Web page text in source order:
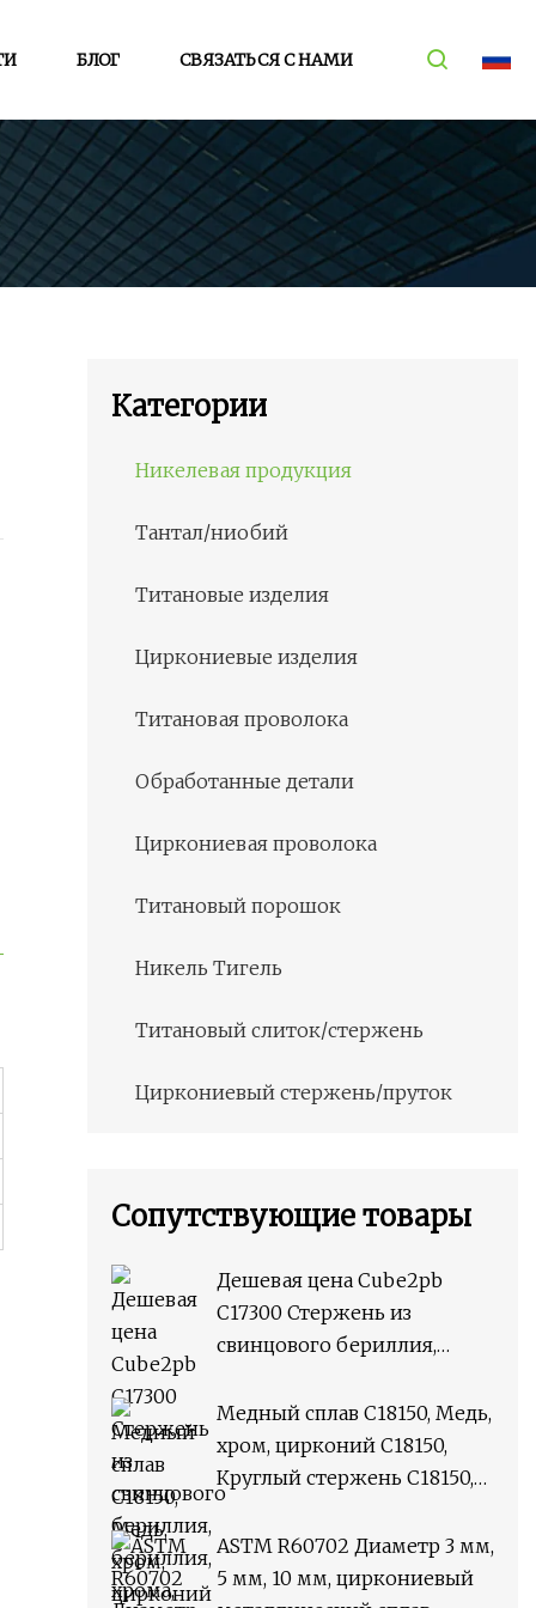
БЛОГ СВЯЗАТЬСЯ С НАМИ
Категории
Никелевая продукция
Тантал/ниобий
Титановые изделия
Циркониевые изделия
Титановая проволока
Обработанные детали
Циркониевая проволока
Титановый порошок
Никель Тигель
Титановый слиток/стержень
Циркониевый стержень/пруток
Сопутствующие товары
Дешевая цена Cube2pb
C17300 Стержень из
свинцового бериллия,
медного сплава M25,
круглый стержень
Медный сплав C18150, Медь,
хром, цирконий C18150,
Круглый стержень C18150,
ASTM R60702 Диаметр 3 мм,
5 мм, 10 мм, циркониевый